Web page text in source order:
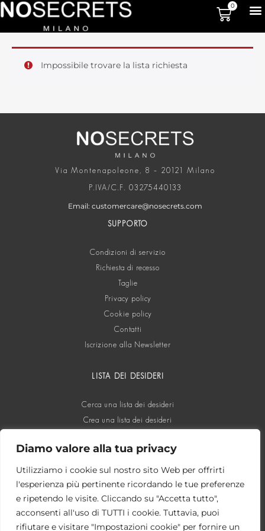
Diamo valore alla tua privacy
Utilizziamo i cookie sul nostro sito Web per offrirti
l'esperienza più pertinente ricordando le tue preferenze
e ripetendo le visite. Cliccando su "Accetta tutto",
acconsenti all'uso di TUTTI i cookie. Tuttavia, puoi
rifiutare e visitare "Impostazioni cookie" per fornire un
0
Impossibile trovare la lista richiesta
Via Montenapoleone, 8 – 20121 Milano
P.IVA/C.F. 03275440133
Email: customercare@nosecrets.com
SUPPORTO
Condizioni di servizio
Richiesta di recesso
Taglie
Privacy policy
Cookie policy
Contatti
Iscrizione alla Newsletter
LISTA DEI DESIDERI
Cerca una lista dei desideri
Crea una lista dei desideri
SOCIAL